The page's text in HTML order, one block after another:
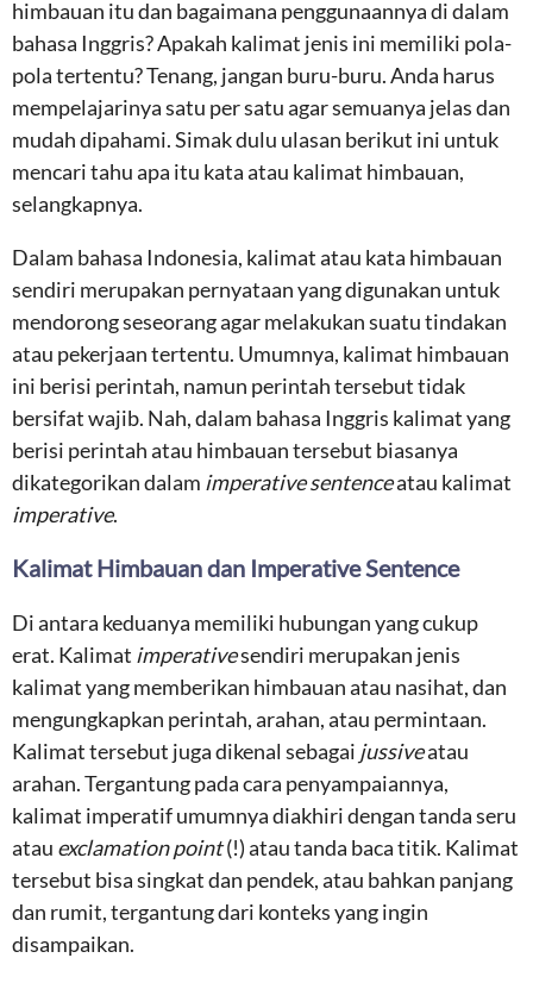
himbauan itu dan bagaimana penggunaannya di dalam
bahasa Inggris? Apakah kalimat jenis ini memiliki pola-
pola tertentu? Tenang, jangan buru-buru. Anda harus
mempelajarinya satu per satu agar semuanya jelas dan
mudah dipahami. Simak dulu ulasan berikut ini untuk
mencari tahu apa itu kata atau kalimat himbauan,
selangkapnya.
Dalam bahasa Indonesia, kalimat atau kata himbauan
sendiri merupakan pernyataan yang digunakan untuk
mendorong seseorang agar melakukan suatu tindakan
atau pekerjaan tertentu. Umumnya, kalimat himbauan
ini berisi perintah, namun perintah tersebut tidak
bersifat wajib. Nah, dalam bahasa Inggris kalimat yang
berisi perintah atau himbauan tersebut biasanya
dikategorikan dalam imperative sentenceatau kalimat
imperative.
Kalimat Himbauan dan Imperative Sentence
Di antara keduanya memiliki hubungan yang cukup
erat. Kalimat imperativesendiri merupakan jenis
kalimat yang memberikan himbauan atau nasihat, dan
mengungkapkan perintah, arahan, atau permintaan.
Kalimat tersebut juga dikenal sebagai jussiveatau
arahan. Tergantung pada cara penyampaiannya,
kalimat imperatif umumnya diakhiri dengan tanda seru
atau exclamation point(!) atau tanda baca titik. Kalimat
tersebut bisa singkat dan pendek, atau bahkan panjang
dan rumit, tergantung dari konteks yang ingin
disampaikan.